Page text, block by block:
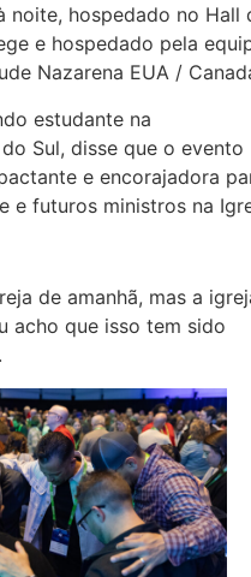
noite, hospedado no Hall
e hospedado pela
Nazarena EUA /
estudante na
Sul, disse que o evento
e encorajadora
e futuros ministros na
de amanhã, mas a
acho que isso tem sido